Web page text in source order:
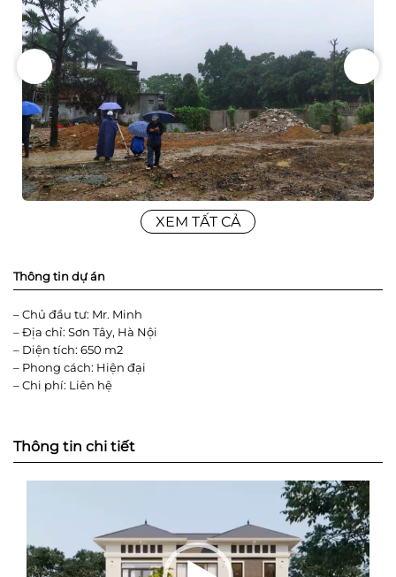
XEM TẤT CẢ
Thông tin dự án
– Chủ đầu tư: Mr. Minh
– Địa chỉ: Sơn Tây, Hà Nội
– Diện tích: 650 m2
– Phong cách: Hiện đại
– Chi phí: Liên hệ
Thông tin chi tiết